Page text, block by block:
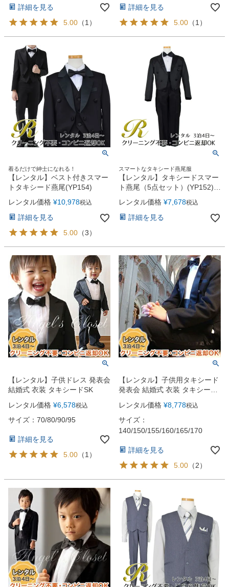
詳細を見る
5.00 （1 ）
詳細を見る
5.00 （1 ）
着るだけで紳士になれる！
【レンタル】ベスト付きスマー
トタキシード燕尾(YP154)
レンタル価格 ¥10,978税込
詳細を見る
5.00 （3）
スマートなタキシード燕尾服
【レンタル】タキシードスマー
ト燕尾（5点セット）(YP152)ブ
ラック
レンタル価格 ¥7,678税込
詳細を見る
【レンタル】子供ドレス 発表会
結婚式 衣装 タキシードSK
レンタル価格 ¥6,578税込
サイズ：70/80/90/95
詳細を見る
5.00 （1 ）
【レンタル】子供用タキシード
発表会 結婚式 衣装 タキシード
SK（ジャケット・シャツ・蝶タ
イ・カマーベルト・長ズボン5
点セット）
レンタル価格 ¥8,778税込
サイズ：
140/150/155/160/165/170
詳細を見る
5.00 （2）